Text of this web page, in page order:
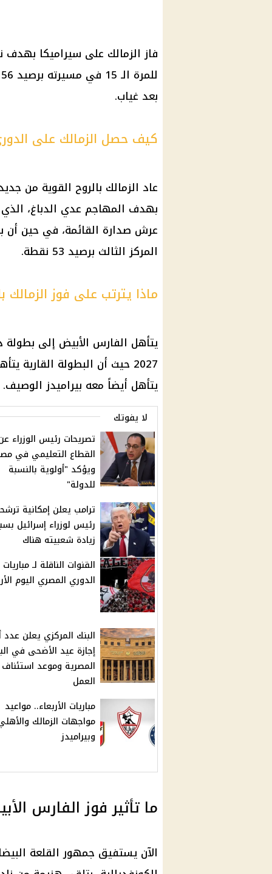
فاز الزمالك على سيراميكا
بعد غياب.
كيف حصل الزمالك على
عاد الزمالك بالروح القوية من
المركز الثالث برصيد 53 نقطة.
ماذا يترتب على فوز الزمالك
2027 حيث أن البطولة القارية
يتأهل أيضاً معه بيراميدز الوصيف.
لا يفوتك
تصريحات رئيس الوزراء
القطاع التعليمي في
ويؤكد "أولوية بالنسبة
للدولة"
ترامب يعلن إمكانية
رئيس لوزراء إسرائيل
زيادة شعبيته هناك
القنوات الناقلة لـ مباريات
الدوري المصري اليوم
البنك المركزي يعلن عدد
إجازة عيد الأضحى في
المصرية وموعد استئناف
العمل
مباريات الأربعاء.. مواعيد
مواجهات الزمالك
وبيراميدز
ما تأثير فوز الفارس
الآن يستفيق جمهور القلعة